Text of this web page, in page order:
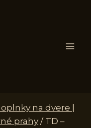
na dvere |
prahy / TD –